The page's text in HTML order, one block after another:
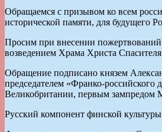
Обращаемся с призывом ко всем
исторической памяти, для будущего
Просим при внесении пожертвований
возведением Храма Христа
Обращение подписано князем
председателем «Франко-
Великобритании, первым
Русский компонент финской культуры